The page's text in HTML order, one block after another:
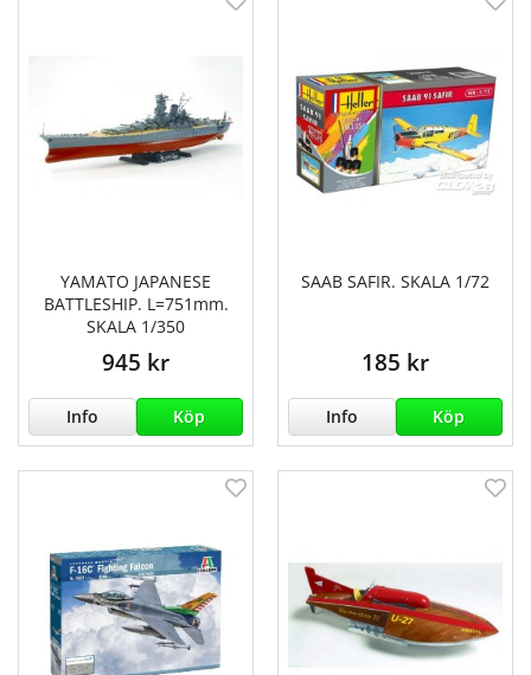
YAMATO JAPANESE
BATTLESHIP. L=751mm.
SKALA 1/350
945 kr
Info Köp
SAAB SAFIR. SKALA 1/72
185 kr
Info Köp